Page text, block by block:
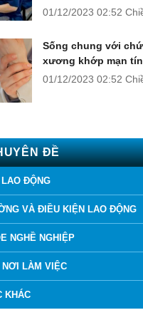
01/12/2023 02:52
Sống chung với
xương khớp mạn
01/12/2023 02:52
ĐỀ
ĐỘNG
VÀ ĐIỀU KIỆN LAO ĐỘNG
NGHỀ NGHIỆP
NƠI LÀM VIỆC
KHÁC